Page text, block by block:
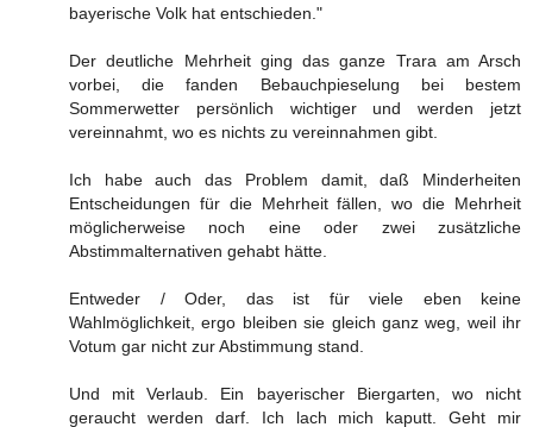
bayerische Volk hat entschieden."
Der deutliche Mehrheit ging das ganze Trara am Arsch
vorbei, die fanden Bebauchpieselung bei bestem
Sommerwetter persönlich wichtiger und werden jetzt
vereinnahmt, wo es nichts zu vereinnahmen gibt.
Ich habe auch das Problem damit, daß Minderheiten
Entscheidungen für die Mehrheit fällen, wo die Mehrheit
möglicherweise noch eine oder zwei zusätzliche
Abstimmalternativen gehabt hätte.
Entweder / Oder, das ist für viele eben keine
Wahlmöglichkeit, ergo bleiben sie gleich ganz weg, weil ihr
Votum gar nicht zur Abstimmung stand.
Und mit Verlaub. Ein bayerischer Biergarten, wo nicht
geraucht werden darf. Ich lach mich kaputt. Geht mir